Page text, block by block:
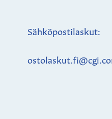
Sähköpostilaskut: